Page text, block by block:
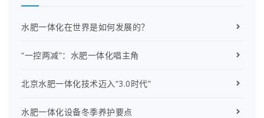
水肥一体化在世界是如何发展的？
“一控两减”：水肥一体化唱主角
北京水肥一体化技术迈入“3.0时代”
水肥一体化设备冬季养护要点